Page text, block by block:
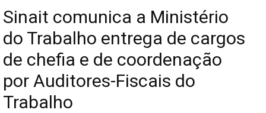
Sinait comunica a Ministério
do Trabalho entrega de cargos
de chefia e de coordenação
por Auditores-Fiscais do
Trabalho